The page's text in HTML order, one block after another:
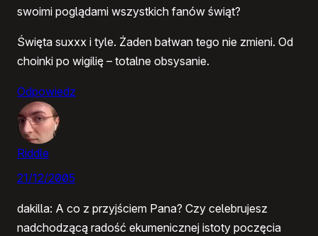
swoimi poglądami wszystkich fanów świąt?
Święta suxxx i tyle. Żaden bałwan tego nie zmieni. Od
choinki po wigilię – totalne obsysanie.
Odpowiedz
Riddle
21/12/2005
dakilla: A co z przyjściem Pana? Czy celebrujesz
nadchodzącą radość ekumenicznej istoty poczęcia